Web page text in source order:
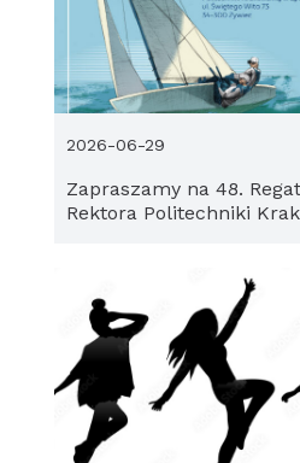
Zapraszamy na 48.
Rektora Politechniki
2026-06-29